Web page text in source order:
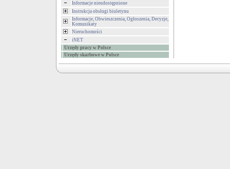
Informacje nieudostępnione
Instrukcja obsługi biuletynu
Informacje, Obwieszczenia, Ogłoszenia, Decyzje,
Komunikaty
Nieruchomości
iNET
Urzędy pracy w Polsce
Urzędy skarbowe w Polsce